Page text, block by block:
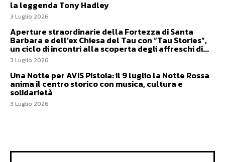
la leggenda Tony Hadley
3 Luglio 2026
Aperture straordinarie della Fortezza di Santa
Barbara e dell’ex Chiesa del Tau con “Tau Stories”,
un ciclo di incontri alla scoperta degli affreschi di...
3 Luglio 2026
Una Notte per AVIS Pistoia: il 9 luglio la Notte Rossa
anima il centro storico con musica, cultura e
solidarietà
3 Luglio 2026